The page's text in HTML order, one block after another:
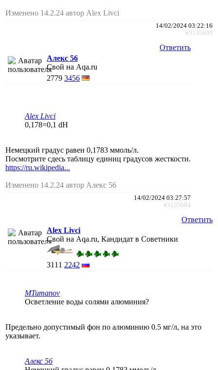
Изменено 14.2.24 автор Alex Livci
14/02/2024 03:22:16
#3135693
Ответить
Алекс 56
Свой на Aqa.ru
2779 3456
Alex Livci
0,178=0,1 dH
Немецкий градус равен 0,1783 ммоль/л.
Посмотрите сдесь таблицу единиц градусов жесткости.
https://ru.wikipedia...
Изменено 14.2.24 автор Алекс 56
14/02/2024 03:27:57
#3135694
Ответить
Alex Livci
Свой на Aqa.ru, Кандидат в Советники
3111 2242
MTumanov
Осветление воды солями алюминия?
Предельно допустимый фон по алюминию 0.5 мг/л, на это
указывает.
Алекс 56